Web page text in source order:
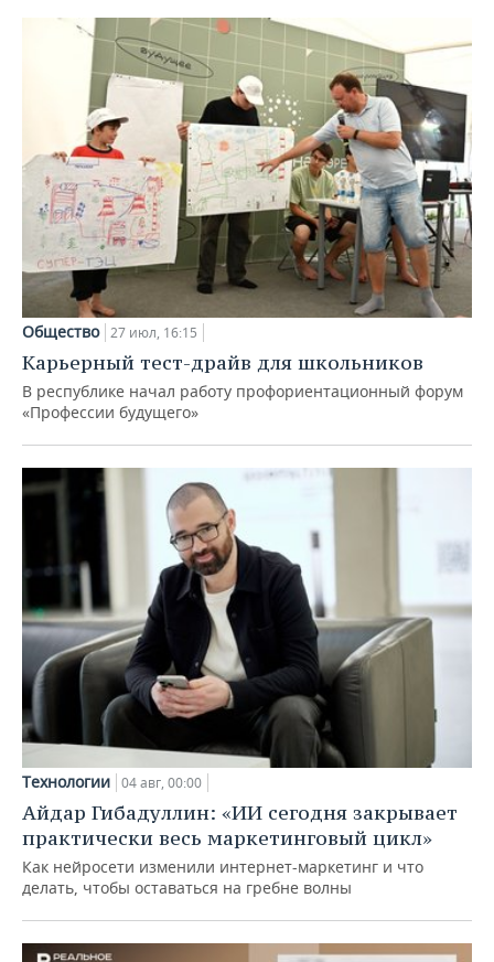
Общество 27 июл, 16:15
Карьерный тест-драйв для школьников
В республике начал работу профориентационный форум
«Профессии будущего»
Технологии 04 авг, 00:00
Айдар Гибадуллин: «ИИ сегодня закрывает
практически весь маркетинговый цикл»
Как нейросети изменили интернет-маркетинг и что
делать, чтобы оставаться на гребне волны